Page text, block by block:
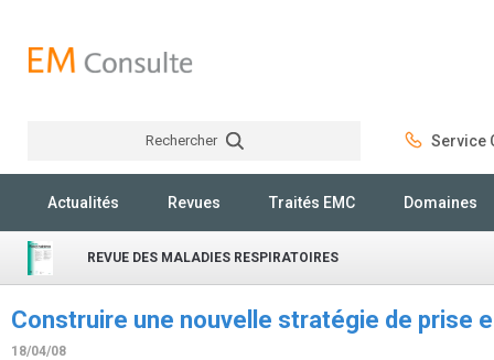
Rechercher Service
Actualités Revues Traités EMC Domaines
REVUE DES MALADIES RESPIRATOIRES
Construire une nouvelle stratégie de prise
18/04/08